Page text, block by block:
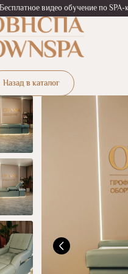
Бесплатное видео обучение по SPA-
Назад в каталог